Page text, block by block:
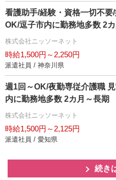
看護助手/経験・資格一切不
OK/逗子市内に勤務地多数 2
株式会社ニッソーネット
時給1,500円～2,250円
派遣社員 / 神奈川県
週1回～OK/夜勤専従介護職
内に勤務地多数 2カ月～長期
株式会社ニッソーネット
時給1,500円～2,125円
派遣社員 / 愛知県
続き